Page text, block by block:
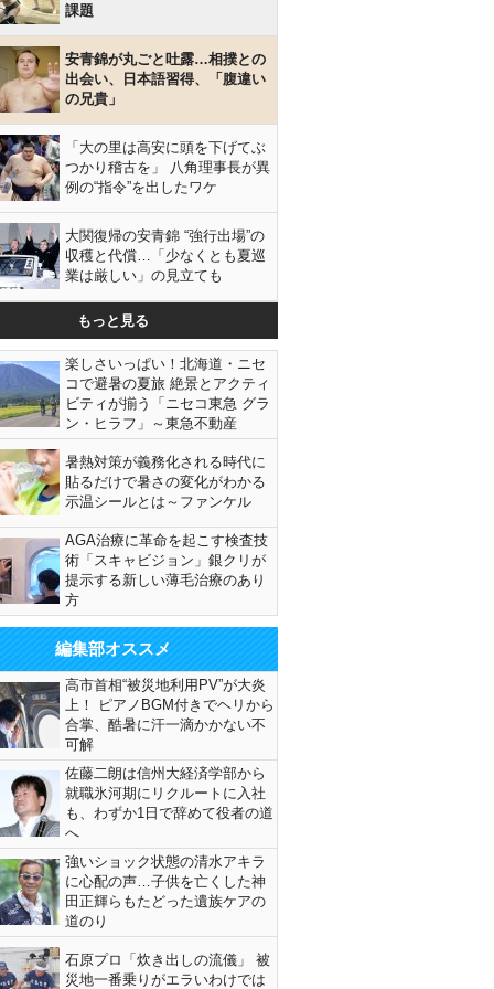
課題
安青錦が丸ごと吐露…相撲との
出会い、日本語習得、「腹違い
の兄貴」
「大の里は高安に頭を下げてぶ
つかり稽古を」 八角理事長が異
例の“指令”を出したワケ
大関復帰の安青錦 “強行出場”の
収穫と代償…「少なくとも夏巡
業は厳しい」の見立ても
もっと見る
楽しさいっぱい！北海道・ニセ
コで避暑の夏旅 絶景とアクティ
ビティが揃う「ニセコ東急 グラ
ン・ヒラフ」～東急不動産
暑熱対策が義務化される時代に
貼るだけで暑さの変化がわかる
示温シールとは～ファンケル
AGA治療に革命を起こす検査技
術「スキャビジョン」銀クリが
提示する新しい薄毛治療のあり
方
編集部オススメ
高市首相“被災地利用PV”が大炎
上！ ピアノBGM付きでヘリから
合掌、酷暑に汗一滴かかない不
可解
佐藤二朗は信州大経済学部から
就職氷河期にリクルートに入社
も、わずか1日で辞めて役者の道
へ
強いショック状態の清水アキラ
に心配の声…子供を亡くした神
田正輝らもたどった遺族ケアの
道のり
石原プロ「炊き出しの流儀」 被
災地一番乗りがエラいわけでは